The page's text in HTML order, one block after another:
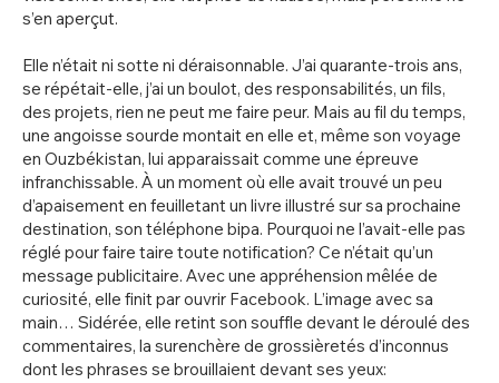
s’en aperçut.
Elle n’était ni sotte ni déraisonnable. J’ai quarante-trois ans,
se répétait-elle, j’ai un boulot, des responsabilités, un fils,
des projets, rien ne peut me faire peur. Mais au fil du temps,
une angoisse sourde montait en elle et, même son voyage
en Ouzbékistan, lui apparaissait comme une épreuve
infranchissable. À un moment où elle avait trouvé un peu
d’apaisement en feuilletant un livre illustré sur sa prochaine
destination, son téléphone bipa. Pourquoi ne l’avait-elle pas
réglé pour faire taire toute notification? Ce n’était qu’un
message publicitaire. Avec une appréhension mêlée de
curiosité, elle finit par ouvrir Facebook. L’image avec sa
main… Sidérée, elle retint son souffle devant le déroulé des
commentaires, la surenchère de grossièretés d’inconnus
dont les phrases se brouillaient devant ses yeux: